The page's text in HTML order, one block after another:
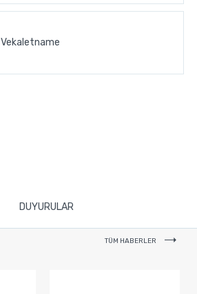
Vekaletname
DUYURULAR
TÜM HABERLER